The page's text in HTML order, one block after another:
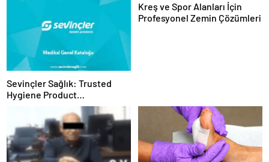
Sevinçler Sağlık: Trusted
Hygiene Product
Manufacturer in Turkey
Kreş ve Spor Alanları İçin
Profesyonel Zemin Çözümleri